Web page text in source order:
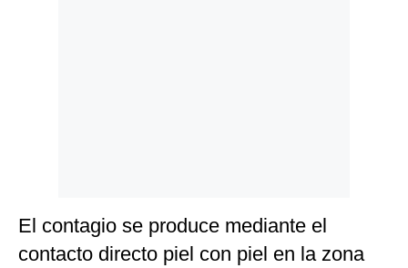
El contagio se produce mediante el
contacto directo piel con piel en la zona